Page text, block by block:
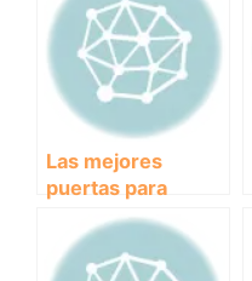
Las mejores
puertas para
perros: comodidad
y seguridad para
tu mascota